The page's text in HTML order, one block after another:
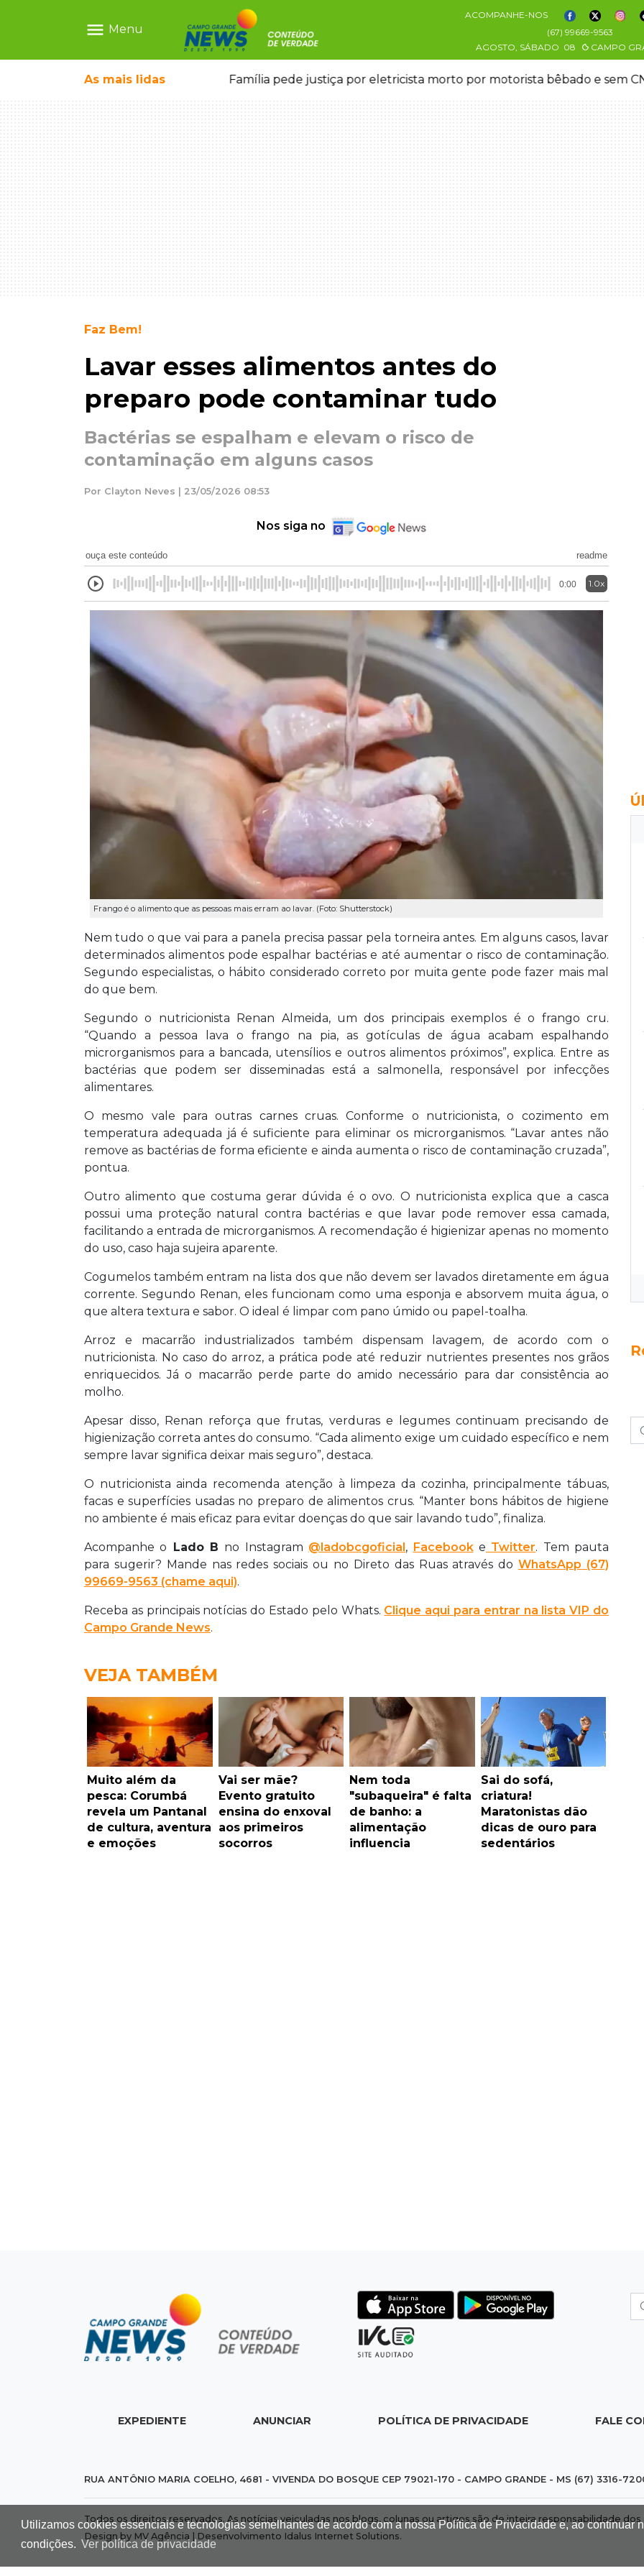
Utilizamos cookies essenciais e tecnologias semelhantes de acordo com a nossa Política de Privacidade e, ao continuar
condições. Ver política de privacidade
menu Menu
ACOMPANHE-NOS
(67) 99669-9563
AGOSTO, SÁBADO 08 CAMPO
As mais lidas
ligada a laboratório ilegal Família pede justiça por eletricista morto por motorista bêbado e sem
Faz Bem!
Lavar esses alimentos antes do
preparo pode contaminar tudo
Bactérias se espalham e elevam o risco de
contaminação em alguns casos
Por Clayton Neves | 23/05/2026 08:53
Nos siga no
ouça este conteúdo readme
0:00 1.0x
Frango é o alimento que as pessoas mais erram ao lavar. (Foto: Shutterstock)
Nem tudo o que vai para a panela precisa passar pela torneira antes. Em alguns casos, lavar
determinados alimentos pode espalhar bactérias e até aumentar o risco de contaminação.
Segundo especialistas, o hábito considerado correto por muita gente pode fazer mais mal
do que bem.
Segundo o nutricionista Renan Almeida, um dos principais exemplos é o frango cru.
“Quando a pessoa lava o frango na pia, as gotículas de água acabam espalhando
microrganismos para a bancada, utensílios e outros alimentos próximos”, explica. Entre as
bactérias que podem ser disseminadas está a salmonella, responsável por infecções
alimentares.
O mesmo vale para outras carnes cruas. Conforme o nutricionista, o cozimento em
temperatura adequada já é suficiente para eliminar os microrganismos. “Lavar antes não
remove as bactérias de forma eficiente e ainda aumenta o risco de contaminação cruzada”,
pontua.
Outro alimento que costuma gerar dúvida é o ovo. O nutricionista explica que a casca
possui uma proteção natural contra bactérias e que lavar pode remover essa camada,
facilitando a entrada de microrganismos. A recomendação é higienizar apenas no momento
do uso, caso haja sujeira aparente.
Cogumelos também entram na lista dos que não devem ser lavados diretamente em água
corrente. Segundo Renan, eles funcionam como uma esponja e absorvem muita água, o
que altera textura e sabor. O ideal é limpar com pano úmido ou papel-toalha.
Arroz e macarrão industrializados também dispensam lavagem, de acordo com o
nutricionista. No caso do arroz, a prática pode até reduzir nutrientes presentes nos grãos
enriquecidos. Já o macarrão perde parte do amido necessário para dar consistência ao
molho.
Apesar disso, Renan reforça que frutas, verduras e legumes continuam precisando de
higienização correta antes do consumo. “Cada alimento exige um cuidado específico e nem
sempre lavar significa deixar mais seguro”, destaca.
O nutricionista ainda recomenda atenção à limpeza da cozinha, principalmente tábuas,
facas e superfícies usadas no preparo de alimentos crus. “Manter bons hábitos de higiene
no ambiente é mais eficaz para evitar doenças do que sair lavando tudo”, finaliza.
Acompanhe o Lado B no Instagram @ladobcgoficial , Facebooke Twitter. Tem pauta
para sugerir? Mande nas redes sociais ou no Direto das Ruas através doWhatsApp (67)
99669-9563 (chame aqui).
Receba as principais notícias do Estado pelo Whats. Clique aqui para entrar na lista VIP do
Campo Grande News.
VEJA TAMBÉM
Muito além da
pesca: Corumbá
revela um Pantanal
de cultura, aventura
e emoções
Vai ser mãe?
Evento gratuito
ensina do enxoval
aos primeiros
socorros
Nem toda
"subaqueira" é falta
de banho: a
alimentação
influencia
Sai do sofá,
criatura!
Maratonistas dão
dicas de ouro para
sedentários
EXPEDIENTE ANUNCIAR POLÍTICA DE PRIVACIDADE FALE
RUA ANTÔNIO MARIA COELHO, 4681 - VIVENDA DO BOSQUE CEP 79021-170 - CAMPO GRANDE - MS (67) 3316-
Todos os direitos reservados. As notícias veiculadas nos blogs, colunas ou artigos são de inteira responsabilidade
Design by MV Agência | Desenvolvimento Idalus Internet Solutions.